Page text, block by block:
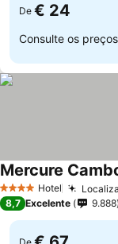
De € 24
Consulte os
4 EstrelasHotel
Mercure
8,7 Excelente 9.888
De